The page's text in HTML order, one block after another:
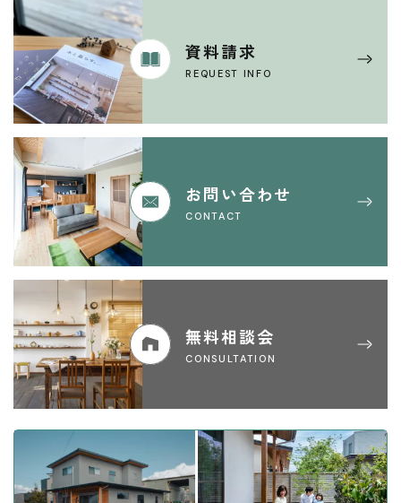
資料請求
REQUEST INFO
お問い合わせ
CONTACT
無料相談会
CONSULTATION